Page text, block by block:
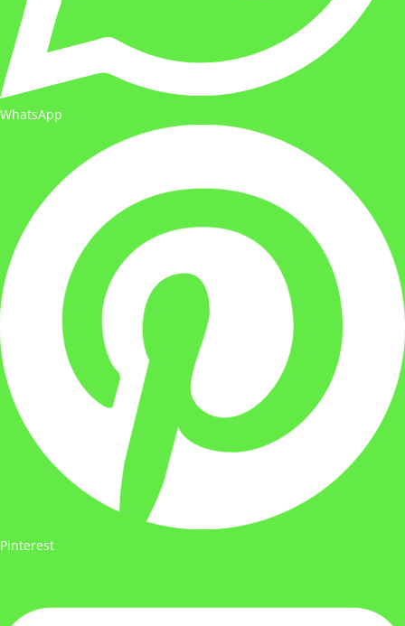
WhatsApp
Pinterest